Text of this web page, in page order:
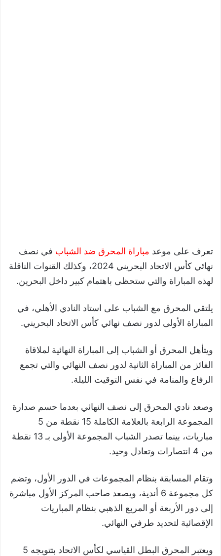
تعرف على موعد مباراة المحرق ضد الشباب في نصف
نهائي كأس الاتحاد البحريني 2024، وكذلك القنوات الناقلة
لهذه المباراة والتي ستحظى باهتمام كبير داخل البحرين.
يلتقي المحرق مع الشباب على استاد النادي الأهلي، في
المباراة الأولى لدور نصف نهائي كأس الاتحاد البحريني.
ويتأهل المحرق أو الشباب إلى المباراة النهائية لملاقاة
الفائز من المباراة الثانية لدور نصف النهائي والتي تجمع
الرفاع والمنامة في نفس التوقيت الليلة.
وصعد نادي المحرق إلى نصف النهائي بعدما حسم صدارة
المجموعة الرابعة بالعلامة الكاملة 15 نقطة من 5
مباريات، بينما تصدر الشباب المجموعة الأولى بـ 13 نقطة
من 4 انتصارات وتعادل وحيد.
وتقام المسابقة بنظام المجموعات في الدور الأول، وتضم
كل مجموعة 6 أندية، ويصعد صاحب المركز الأول مباشرة
إلى دور الأربعة أو المربع الذهبي بنظام المباريات
الإقصائية لتحديد طرفي النهائي.
ويعتبر المحرق البطل القياسي لكأس الاتحاد بتتويجه 5